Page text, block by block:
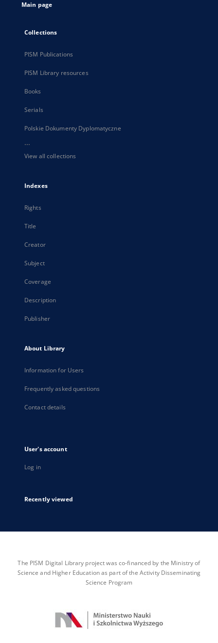
Main page
Collections
PISM Publications
PISM Library resources
Books
Serials
Polskie Dokumenty Dyplomatyczne
...
View all collections
Indexes
Rights
Title
Creator
Subject
Coverage
Description
Publisher
About Library
Information for Users
Frequently asked questions
Contact details
User's account
Log in
Recently viewed
The PISM Digital Library project was co-financed by the Ministry of
Science and Higher Education as part of the Activity Disseminating
Science Program